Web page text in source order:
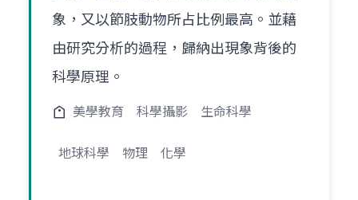
象，又以節肢動物所占比例最高。並藉
由研究分析的過程，歸納出現象背後的
科學原理。
美學教育 科學攝影 生命科學
地球科學 物理 化學